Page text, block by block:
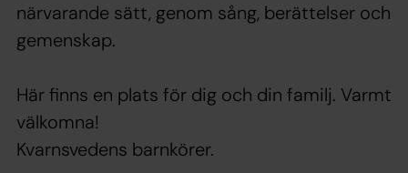
närvarande sätt, genom sång, berättelser och
gemenskap.
Här finns en plats för dig och din familj. Varmt
välkomna!
Kvarnsvedens barnkörer.